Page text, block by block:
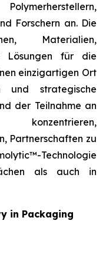
Forschern an. Die
Materialien,
Lösungen für die
einzigartigen Ort
und strategische
der Teilnahme an
Partnerschaften zu
Technologie
als auch in
in Packaging